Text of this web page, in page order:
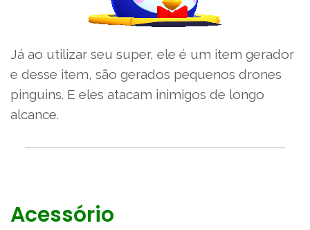
Já ao utilizar seu super, ele é um item gerador
e desse item, são gerados pequenos drones
pinguins. E eles atacam inimigos de longo
alcance.
Acessório